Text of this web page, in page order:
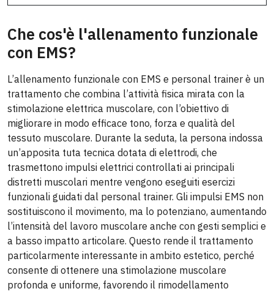
Che cos'è l'allenamento funzionale
con EMS?
L’allenamento funzionale con EMS e personal trainer è un
trattamento che combina l’attività fisica mirata con la
stimolazione elettrica muscolare, con l’obiettivo di
migliorare in modo efficace tono, forza e qualità del
tessuto muscolare. Durante la seduta, la persona indossa
un’apposita tuta tecnica dotata di elettrodi, che
trasmettono impulsi elettrici controllati ai principali
distretti muscolari mentre vengono eseguiti esercizi
funzionali guidati dal personal trainer. Gli impulsi EMS non
sostituiscono il movimento, ma lo potenziano, aumentando
l’intensità del lavoro muscolare anche con gesti semplici e
a basso impatto articolare. Questo rende il trattamento
particolarmente interessante in ambito estetico, perché
consente di ottenere una stimolazione muscolare
profonda e uniforme, favorendo il rimodellamento